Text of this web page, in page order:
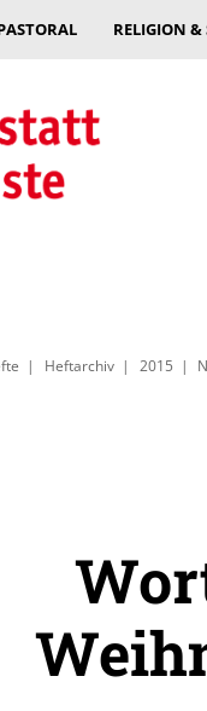
RELIGION
Heftarchiv 2015